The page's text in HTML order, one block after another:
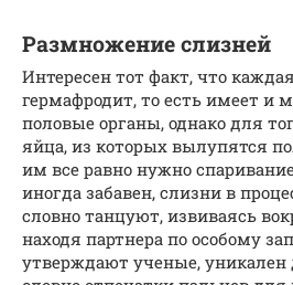
Размножение слизней
Интересен тот факт, что
гермафродит, то есть имеет и
половые органы, однако для
яйца, из которых вылупятся
им все равно нужно
иногда забавен, слизни в
словно танцуют, извиваясь
находя партнера по особому
утверждают ученые, уникален